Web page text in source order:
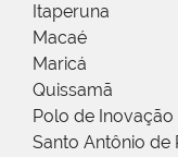
Itaperuna
Macaé
Maricá
Quissamã
Polo de
Santo Antônio de